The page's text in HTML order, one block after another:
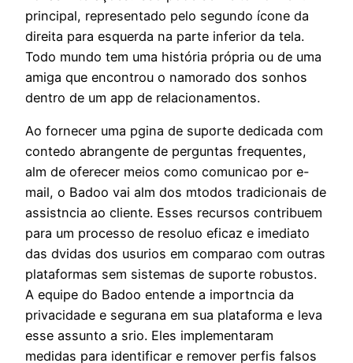
principal, representado pelo segundo ícone da
direita para esquerda na parte inferior da tela.
Todo mundo tem uma história própria ou de uma
amiga que encontrou o namorado dos sonhos
dentro de um app de relacionamentos.
Ao fornecer uma pgina de suporte dedicada com
contedo abrangente de perguntas frequentes,
alm de oferecer meios como comunicao por e-
mail, o Badoo vai alm dos mtodos tradicionais de
assistncia ao cliente. Esses recursos contribuem
para um processo de resoluo eficaz e imediato
das dvidas dos usurios em comparao com outras
plataformas sem sistemas de suporte robustos.
A equipe do Badoo entende a importncia da
privacidade e segurana em sua plataforma e leva
esse assunto a srio. Eles implementaram
medidas para identificar e remover perfis falsos